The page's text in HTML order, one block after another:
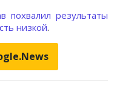
похвалил результаты
низкой.